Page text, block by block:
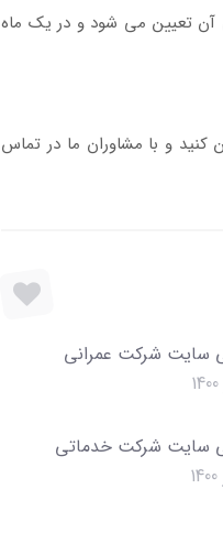
آن تعیین می شود و در یک ماه
کنید و با مشاوران ما در تماس
سایت شرکت عمرانی
سایت شرکت خدماتی